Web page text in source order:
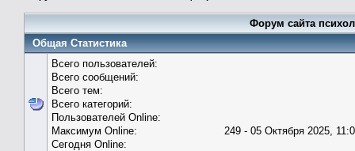
Форум сайта
Общая Статистика
Всего пользователей:
Всего сообщений:
Всего тем:
Всего категорий:
Пользователей Online:
Максимум Online:
249 - 05 Октября 2025,
Сегодня Online: